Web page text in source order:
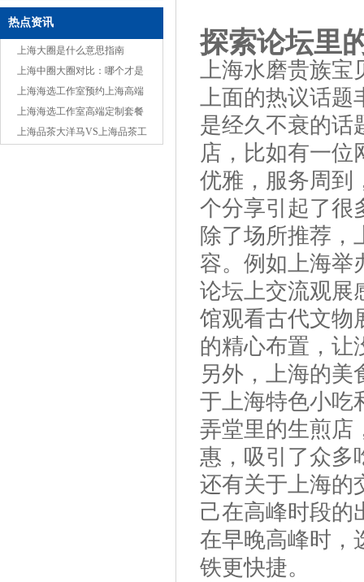
热点资讯
上海大圈是什么意思指南
上海中圈大圈对比：哪个才是
你的心头好？
上海海选工作室预约上海高端
喝茶工作室外卖
上海海选工作室高端定制套餐
避坑指南
上海品茶大洋马VS上海品茶工
探索论坛里
上海水磨贵族宝
上面的热议话题
是经久不衰的话
店，比如有一位
优雅，服务周到
个分享引起了很
除了场所推荐，
容。例如上海举
论坛上交流观展
馆观看古代文物
的精心布置，让
另外，上海的美
于上海特色小吃
弄堂里的生煎店
惠，吸引了众多
还有关于上海的
己在高峰时段的
在早晚高峰时，
铁更快捷。